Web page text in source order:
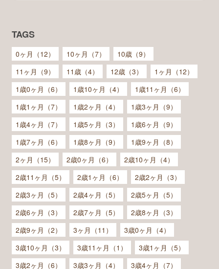
TAGS
0ヶ月（12） 10ヶ月（7）
10歳（9）
11ヶ月（9）
11歳（4） 12歳（3）
1ヶ月（12）
1歳0ヶ月（6）
1歳10ヶ月（4）
1歳11ヶ月（6）
1歳1ヶ月（7）
1歳2ヶ月（4）
1歳3ヶ月（9）
1歳4ヶ月（7）
1歳5ヶ月（3）
1歳6ヶ月（9）
1歳7ヶ月（6）
1歳8ヶ月（9）
1歳9ヶ月（8）
2ヶ月（15）
2歳0ヶ月（6）
2歳10ヶ月（4）
2歳11ヶ月（5）
2歳1ヶ月（6）
2歳2ヶ月（3）
2歳3ヶ月（5）
2歳4ヶ月（5）
2歳5ヶ月（5）
2歳6ヶ月（3）
2歳7ヶ月（5）
2歳8ヶ月（3）
2歳9ヶ月（2）
3ヶ月（11）
3歳0ヶ月（4）
3歳10ヶ月（3）
3歳11ヶ月（1）
3歳1ヶ月（5）
3歳2ヶ月（6）
3歳3ヶ月（4）
3歳4ヶ月（7）